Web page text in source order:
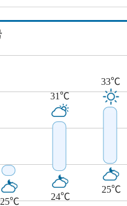
25℃
31℃
24℃
33℃
25℃